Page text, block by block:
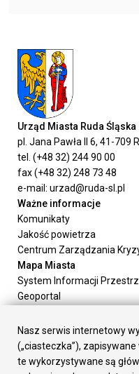
Urząd Miasta Ruda Śląska
pl. Jana Pawła II 6, 41-709
tel. (+48 32) 244 90 00
fax (+48 32) 248 73 48
e-mail: urzad@ruda-sl.pl
Ważne informacje
Komunikaty
Jakość powietrza
Centrum Zarządzania
Mapa Miasta
System Informacji
Geoportal
Załatw sprawę
Prezydent Miasta
Rada Miasta
Nasz serwis internetowy
(„ciasteczka”),
te wykorzystywane są